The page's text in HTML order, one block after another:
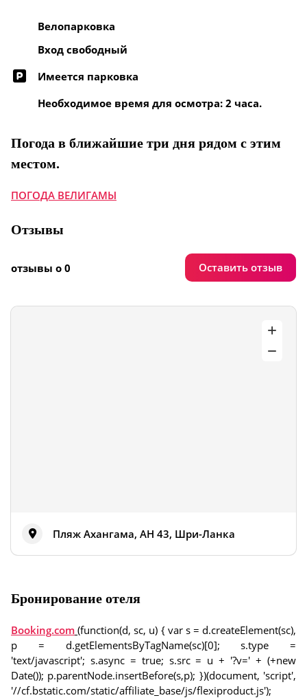
Велопарковка
Вход свободный
Имеется парковка
Необходимое время для осмотра: 2 часа.
Погода в ближайшие три дня рядом с этим
местом.
ПОГОДА ВЕЛИГАМЫ
Отзывы
отзывы о 0 Оставить отзыв
Пляж Ахангама, AH 43, Шри-Ланка
Бронирование отеля
Booking.com (function(d, sc, u) { var s = d.createElement(sc),
p = d.getElementsByTagName(sc)[0]; s.type =
'text/javascript'; s.async = true; s.src = u + '?v=' + (+new
Date()); p.parentNode.insertBefore(s,p); })(document, 'script',
'//cf.bstatic.com/static/affiliate_base/js/flexiproduct.js');